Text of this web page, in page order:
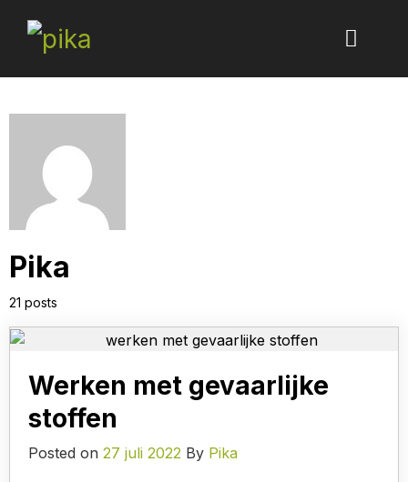
Pika
21 posts
Werken met gevaarlijke
stoffen
Posted on 27 juli 2022 By Pika